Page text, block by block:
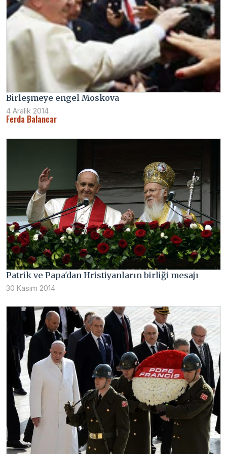
Birleşmeye engel Moskova
4 Aralık 2014
Ferda Balancar
Patrik ve Papa'dan Hristiyanların birliği mesajı
30 Kasım 2014